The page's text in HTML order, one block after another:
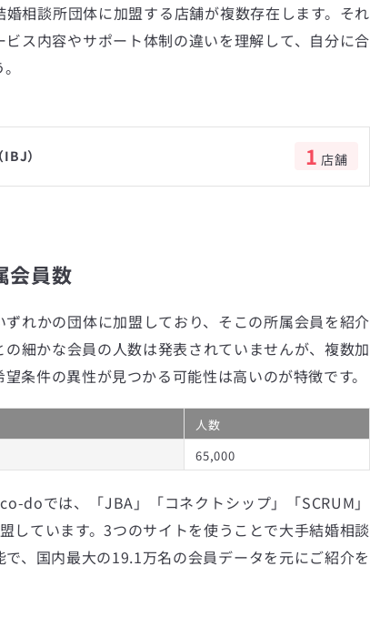
相談所団体に加盟する店舗が複数存在します。それ
ス内容やサポート体制の違いを理解して、自分に合
） 1 店舗
会員数
れかの団体に加盟しており、そこの所属会員を紹介
細かな会員の人数は発表されていませんが、複数加
条件の異性が見つかる可能性は高いのが特徴です。
人数
65,000
doでは、「JBA」「コネクトシップ」「SCRUM」
しています。3つのサイトを使うことで大手結婚相談
、国内最大の19.1万名の会員データを元にご紹介を